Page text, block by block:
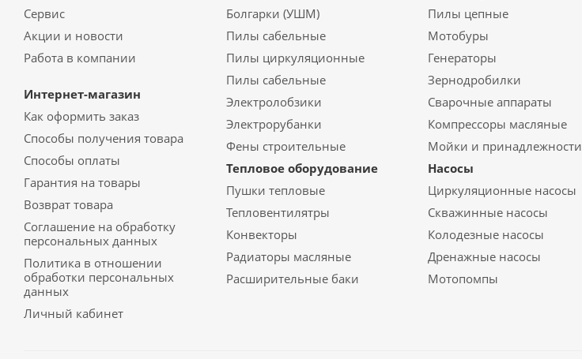
Сервис
Акции и новости
Работа в компании
Интернет-магазин
Как оформить заказ
Способы получения товара
Способы оплаты
Гарантия на товары
Возврат товара
Соглашение на обработку
персональных данных
Политика в отношении
обработки персональных
данных
Личный кабинет
Болгарки (УШМ)
Пилы сабельные
Пилы циркуляционные
Пилы сабельные
Электролобзики
Электрорубанки
Фены строительные
Тепловое оборудование
Пушки тепловые
Тепловентилятры
Конвекторы
Радиаторы масляные
Расширительные баки
Пилы цепные
Мотобуры
Генераторы
Зернодробилки
Сварочные аппараты
Компрессоры масляные
Мойки и принадлежности
Насосы
Циркуляционные насосы
Скважинные насосы
Колодезные насосы
Дренажные насосы
Мотопомпы